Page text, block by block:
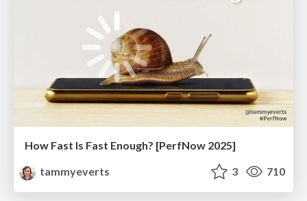
How Fast Is Fast Enough? [PerfNow 2025]
tammyeverts
3 710